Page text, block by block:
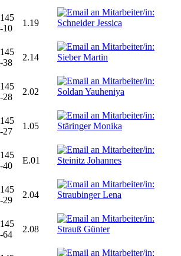
10
1.19
38
2.14
28
2.02
27
1.05
40
E.01
29
2.04
64
2.08